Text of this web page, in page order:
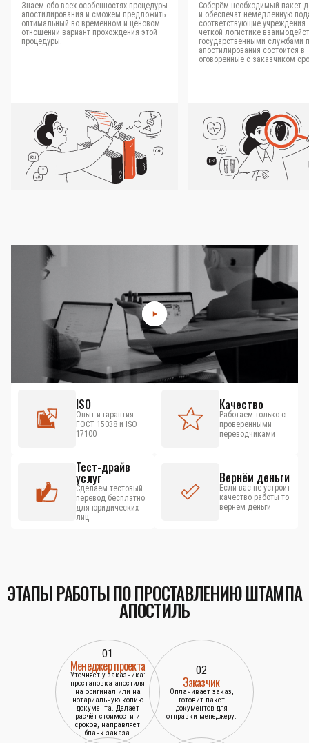
Знаем обо всех особенностях процедуры
апостилирования и сможем предложить
оптимальный во временном и ценовом
отношении вариант прохождения этой
процедуры.
Соберём необходимый пакет
и обеспечат немедленную
соответствующие
четкой логистике
государственными службами
апостилирования состоится в
оговоренные с заказчиком
ISO
Опыт и гарантия
ГОСТ 15038 и ISO
17100
Качество
Работаем только с
проверенными
переводчиками
Тест-драйв
услуг
Сделаем тестовый
перевод бесплатно
для юридических
лиц
Вернём деньги
Если вас не устроит
качество работы то
вернём деньги
ЭТАПЫ РАБОТЫ ПО ПРОСТАВЛЕНИЮ ШТАМПА
АПОСТИЛЬ
01
Менеджер проекта
Уточняет у заказчика:
простановка апостиля
на оригинал или на
нотариальную копию
документа. Делает
расчёт стоимости и
сроков, направляет
бланк заказа.
02
Заказчик
Оплачивает заказ,
готовит пакет
документов для
отправки менеджеру.